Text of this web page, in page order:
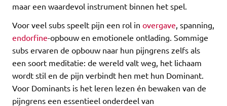
maar een waardevol instrument binnen het spel.
Voor veel subs speelt pijn een rol in overgave , spanning,
endorfine-opbouw en emotionele ontlading. Sommige
subs ervaren de opbouw naar hun pijngrens zelfs als
een soort meditatie: de wereld valt weg, het lichaam
wordt stil en de pijn verbindt hen met hun Dominant.
Voor Dominants is het leren lezen én bewaken van de
pijngrens een essentieel onderdeel van